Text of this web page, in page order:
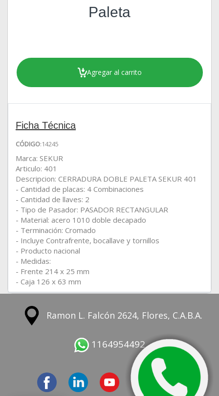
Paleta
Agregar al carrito
Ficha Técnica
CÓDIGO:14245
Marca: SEKUR
Articulo: 401
Descripcion: CERRADURA DOBLE PALETA SEKUR 401
- Cantidad de placas: 4 Combinaciones
- Cantidad de llaves: 2
- Tipo de Pasador: PASADOR RECTANGULAR
- Material: acero 1010 doble decapado
- Terminación: Cromado
- Incluye Contrafrente, bocallave y tornillos
- Producto nacional
- Medidas:
- Frente 214 x 25 mm
- Caja 126 x 63 mm
Ramon L. Falcón 2624, Flores, C.A.B.A.
1164954492